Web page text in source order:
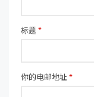
标题 *
你的电邮地址 *